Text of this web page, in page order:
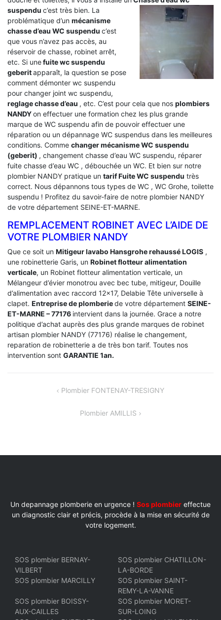
suspendu c’est très bien. La
problématique d’un mécanisme
chasse d’eau WC suspendu c’est
que vous n’avez pas accès, au
réservoir de chasse, robinet arrêt,
etc. Si unefuite wc suspendu
geberitapparaît, la question se pose
comment démonter wc suspendu
pour changer joint wc suspendu,
reglage chasse d’eau , etc. C’est pour cela que nos plombiers
NANDYon effectuer une formation chez les plus grande
marque de WC suspendu afin de pouvoir effectuer une
réparation ou un dépannage WC suspendus dans les meilleures
conditions. Comme changer mécanisme WC suspendu
(geberit) , changement chasse d’eau WC suspendu, réparer
fuite chasse d’eau WC , débouchée un WC. Et bien sur notre
plombier NANDY pratique un tarif Fuite WC suspendu très
correct. Nous dépannons tous types de WC , WC Grohe, toilette
suspendu ! Profitez du savoir-faire de notre plombier NANDY
de votre département SEINE-ET-MARNE.
REMPLACEMENT ROBINET AVEC L’AIDE DE
VOTRE PLOMBIER NANDY
Que ce soit un Mitigeur lavabo Hansgrohe rehaussé LOGIS ,
une robinetterie Garis, un Robinet flotteur alimentation
verticale, un Robinet flotteur alimentation verticale, un
Mélangeur d’évier monotrou avec bec tube, mitigeur, Douille
d’alimentation avec raccord 12×17, Delabie Tête universelle à
clapet. Entreprise de plomberiede votre département SEINE-
ET-MARNE – 77176 intervient dans la journée. Grace a notre
politique d’achat auprès des plus grande marques de robinet
artisan plombier NANDY (77176) réalise le changement,
reparation de robinetterie a de très bon tarif. Toutes nos
intervention sont GARANTIE 1an.
NAVIGATIONPlombier FONTENAY-TRESIGNY
Plombier AMILLIS
Un depannage plomberie en urgence ! Sos plombier effectue
un diagnostic clair et précis, procède à la mise en sécurité de
votre logement.
SOS plombier BERNAY-
VILBERT
SOS plombier CHATILLON-
LA-BORDE
SOS plombier MARCILLY
SOS plombier SAINT-
REMY-LA-VANNE
SOS plombier BOISSY-
AUX-CAILLES
SOS plombier MORET-
SUR-LOING